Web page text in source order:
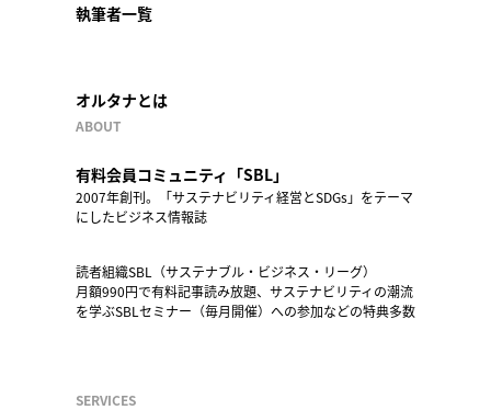
執筆者一覧
オルタナとは
ABOUT
有料会員コミュニティ「SBL」
2007年創刊。「サステナビリティ経営とSDGs」をテーマ
にしたビジネス情報誌
読者組織SBL（サステナブル・ビジネス・リーグ）
月額990円で有料記事読み放題、サステナビリティの潮流
を学ぶSBLセミナー（毎月開催）への参加などの特典多数
SERVICES